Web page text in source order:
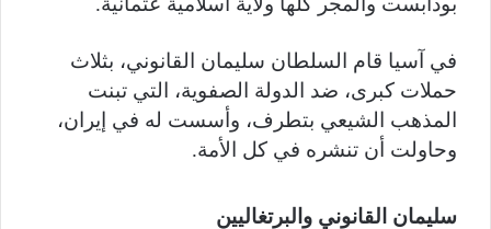
في آسيا قام السلطان سليمان القانوني، بثلاث
حملات كبرى، ضد الدولة الصفوية، التي تبنت
المذهب الشيعي بتطرف، وأسست له في إيران،
وحاولت أن تنشره في كل الأمة.
سليمان القانوني والبرتغاليين